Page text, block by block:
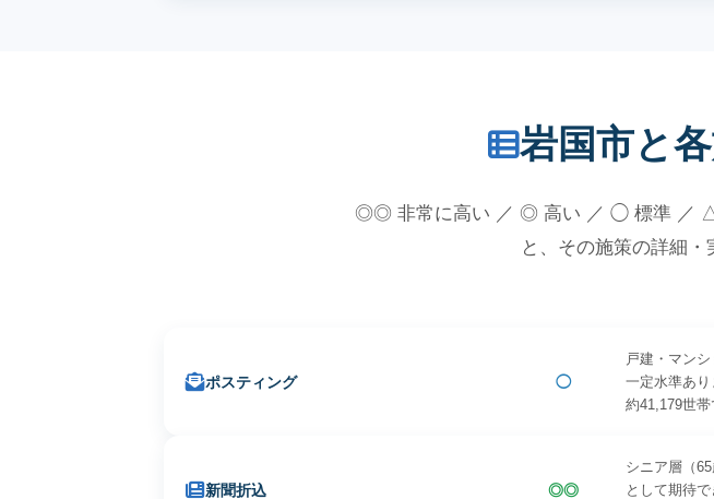
岩国市と
◎◎ 非常に高い ／ ◎ 高い ／ ◯ 標準 ／
と、その施策の詳細
ポスティング ◯
戸建・マン
一定水準あ
約41,179世帯
新聞折込 ◎◎
シニア層（
として期待